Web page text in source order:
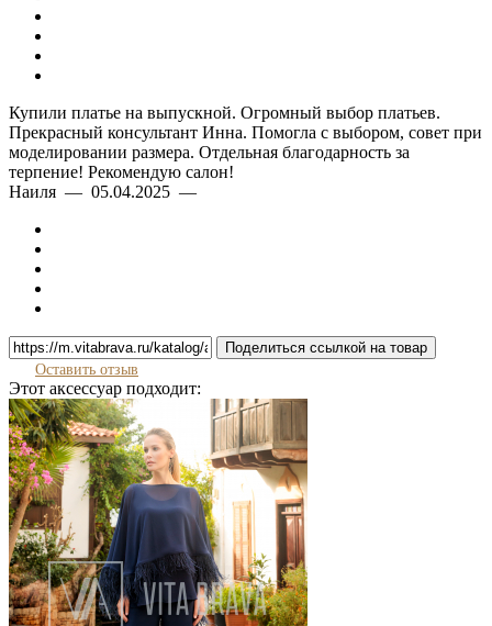
Купили платье на выпускной. Огромный выбор платьев.
Прекрасный консультант Инна. Помогла с выбором, совет при
моделировании размера. Отдельная благодарность за
терпение! Рекомендую салон!
Наиля — 05.04.2025 —
Поделиться ссылкой на товар
Оставить отзыв
Этот аксессуар подходит: